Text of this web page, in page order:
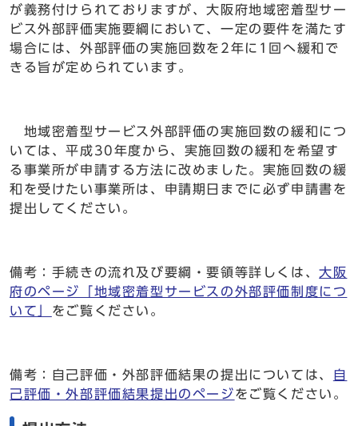
が義務付けられておりますが、大阪府地域密着型サー
ビス外部評価実施要綱において、一定の要件を満たす
場合には、外部評価の実施回数を2年に1回へ緩和で
きる旨が定められています。
地域密着型サービス外部評価の実施回数の緩和につ
いては、平成30年度から、実施回数の緩和を希望す
る事業所が申請する方法に改めました。実施回数の緩
和を受けたい事業所は、申請期日までに必ず申請書を
提出してください。
備考：手続きの流れ及び要綱・要領等詳しくは、大阪
府のページ「地域密着型サービスの外部評価制度につ
いて」 をご覧ください。
備考：自己評価・外部評価結果の提出については、
自
己評価・外部評価結果提出のページをご覧ください。